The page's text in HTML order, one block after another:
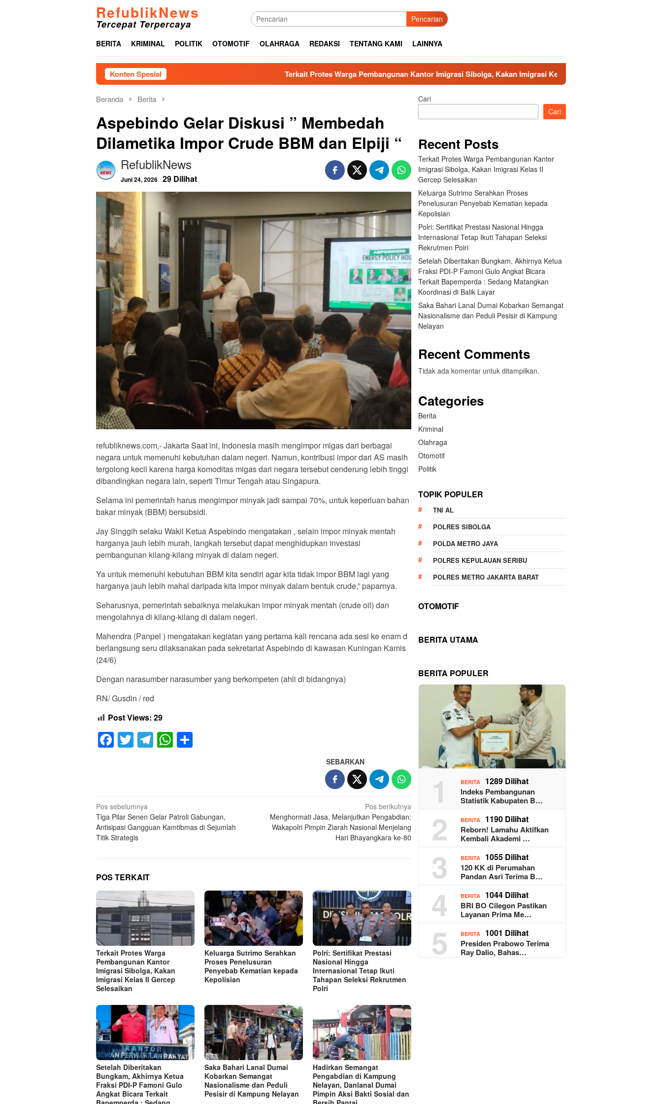
RefublikNews
Tercepat Terpercaya Pencarian
BERITA KRIMINAL POLITIK OTOMOTIF OLAHRAGA REDAKSI TENTANG KAMI LAINNYA
Konten Spesial Terkait Protes Warga Pembangunan Kantor Imigrasi Sibolga, Kakan Imigrasi Kelas II Gercep Selesaikan
Beranda Berita
Aspebindo Gelar Diskusi ” Membedah
Dilametika Impor Crude BBM dan Elpiji “
RefublikNews
Juni 24, 2026 29 Dilihat
refubliknews.com,- Jakarta Saat ini, Indonesia masih mengimpor migas dari berbagai
negara untuk memenuhi kebutuhan dalam negeri. Namun, kontribusi impor dari AS masih
tergolong kecil karena harga komoditas migas dari negara tersebut cenderung lebih tinggi
dibandingkan negara lain, seperti Timur Tengah atau Singapura.
Selama ini pemerintah harus mengimpor minyak jadi sampai 70%, untuk keperluan bahan
bakar minyak (BBM) bersubsidi.
Jay Singgih selaku Wakil Ketua Aspebindo mengatakan , selain impor minyak mentah
harganya jauh lebih murah, langkah tersebut dapat menghidupkan investasi
pembangunan kilang-kilang minyak di dalam negeri.
Ya untuk memenuhi kebutuhan BBM kita sendiri agar kita tidak impor BBM lagi yang
harganya jauh lebih mahal daripada kita impor minyak dalam bentuk crude,” paparnya.
Seharusnya, pemerintah sebaiknya melakukan impor minyak mentah (crude oil) dan
mengolahnya di kilang-kilang di dalam negeri.
Mahendra (Panpel ) mengatakan kegiatan yang pertama kali rencana ada sesi ke enam d
berlangsung seru dilaksanakan pada sekretariat Aspebindo di kawasan Kuningan Kamis
(24/6)
Dengan narasumber narasumber yang berkompeten (ahli di bidangnya)
RN/ Gusdin / red
Post Views: 29
Facebook
Twitter
Telegram
WhatsApp
SEBARKAN
Navigasi
pos
Pos sebelumnya
Tiga Pilar Senen Gelar Patroli Gabungan,
Antisipasi Gangguan Kamtibmas di Sejumlah
Titik Strategis
Pos berikutnya
Menghormati Jasa, Melanjutkan Pengabdian:
Wakapolri Pimpin Ziarah Nasional Menjelang
Hari Bhayangkara ke-80
POS TERKAIT
Terkait Protes Warga
Pembangunan Kantor
Imigrasi Sibolga, Kakan
Imigrasi Kelas II Gercep
Selesaikan
Keluarga Sutrimo Serahkan
Proses Penelusuran
Penyebab Kematian kepada
Kepolisian
Polri: Sertifikat Prestasi
Nasional Hingga
Internasional Tetap Ikuti
Tahapan Seleksi Rekrutmen
Polri
Setelah Diberitakan
Bungkam, Akhirnya Ketua
Fraksi PDI-P Famoni Gulo
Angkat Bicara Terkait
Saka Bahari Lanal Dumai
Kobarkan Semangat
Nasionalisme dan Peduli
Pesisir di Kampung Nelayan
Hadirkan Semangat
Pengabdian di Kampung
Nelayan, Danlanal Dumai
Pimpin Aksi Bakti Sosial dan
Cari
Cari
Recent Posts
Terkait Protes Warga Pembangunan Kantor
Imigrasi Sibolga, Kakan Imigrasi Kelas II
Gercep Selesaikan
Keluarga Sutrimo Serahkan Proses
Penelusuran Penyebab Kematian kepada
Kepolisian
Polri: Sertifikat Prestasi Nasional Hingga
Internasional Tetap Ikuti Tahapan Seleksi
Rekrutmen Polri
Setelah Diberitakan Bungkam, Akhirnya Ketua
Fraksi PDI-P Famoni Gulo Angkat Bicara
Terkait Bapemperda : Sedang Matangkan
Koordinasi di Balik Layar
Saka Bahari Lanal Dumai Kobarkan Semangat
Nasionalisme dan Peduli Pesisir di Kampung
Nelayan
Recent Comments
Tidak ada komentar untuk ditampilkan.
Categories
Berita
Kriminal
Olahraga
Otomotif
Politik
TOPIK POPULER
TNI AL
POLRES SIBOLGA
POLDA METRO JAYA
POLRES KEPULAUAN SERIBU
POLRES METRO JAKARTA BARAT
OTOMOTIF
BERITA UTAMA
BERITA POPULER
1 BERITA 1289 Dilihat
Indeks Pembangunan
Statistik Kabupaten B…
2 BERITA 1190 Dilihat
Reborn! Lamahu Aktifkan
Kembali Akademi …
3 BERITA 1055 Dilihat
120 KK di Perumahan
Pandan Asri Terima B…
4 BERITA 1044 Dilihat
BRI BO Cilegon Pastikan
Layanan Prima Me…
5 BERITA 1001 Dilihat
Presiden Prabowo Terima
Ray Dalio, Bahas…